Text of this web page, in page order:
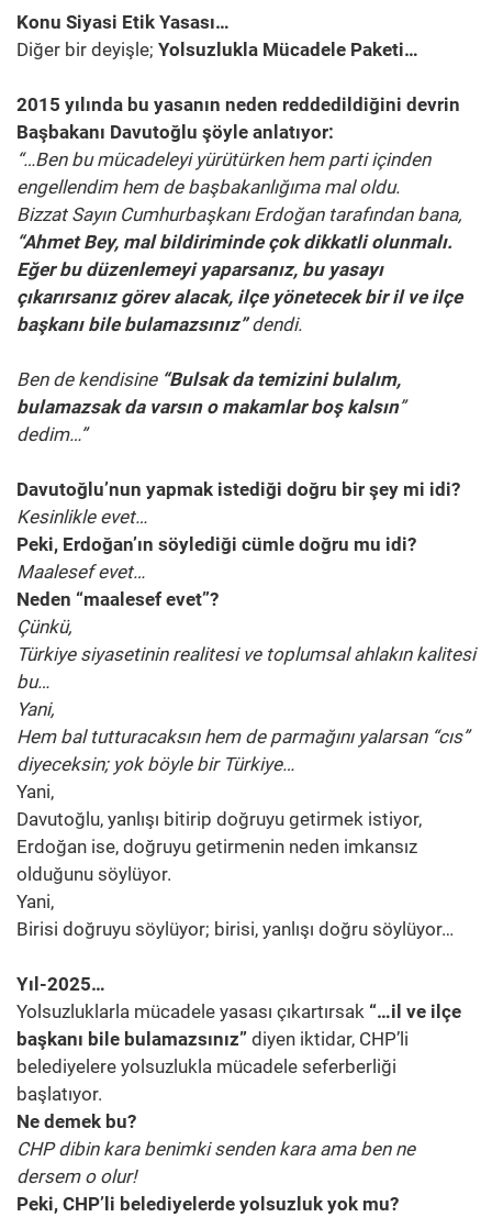
Konu Siyasi Etik Yasası…
Diğer bir deyişle; Yolsuzlukla Mücadele Paketi…
2015 yılında bu yasanın neden reddedildiğini devrin
Başbakanı Davutoğlu şöyle anlatıyor:
“…Ben bu mücadeleyi yürütürken hem parti içinden
engellendim hem de başbakanlığıma mal oldu.
Bizzat Sayın Cumhurbaşkanı Erdoğan tarafından bana,
“Ahmet Bey, mal bildiriminde çok dikkatli olunmalı.
Eğer bu düzenlemeyi yaparsanız, bu yasayı
çıkarırsanız görev alacak, ilçe yönetecek bir il ve ilçe
başkanı bile bulamazsınız”dendi.
Ben de kendisine “Bulsak da temizini bulalım,
bulamazsak da varsın o makamlar boş kalsın”
dedim…”
Davutoğlu’nun yapmak istediği doğru bir şey mi idi?
Kesinlikle evet…
Peki, Erdoğan’ın söylediği cümle doğru mu idi?
Maalesef evet…
Neden “maalesef evet”?
Çünkü,
Türkiye siyasetinin realitesi ve toplumsal ahlakın kalitesi
bu…
Yani,
Hem bal tutturacaksın hem de parmağını yalarsan “cıs”
diyeceksin; yok böyle bir Türkiye…
Yani,
Davutoğlu, yanlışı bitirip doğruyu getirmek istiyor,
Erdoğan ise, doğruyu getirmenin neden imkansız
olduğunu söylüyor.
Yani,
Birisi doğruyu söylüyor; birisi, yanlışı doğru söylüyor…
Yıl-2025…
Yolsuzluklarla mücadele yasası çıkartırsak “…il ve ilçe
başkanı bile bulamazsınız” diyen iktidar, CHP’li
belediyelere yolsuzlukla mücadele seferberliği
başlatıyor.
Ne demek bu?
CHP dibin kara benimki senden kara ama ben ne
dersem o olur!
Peki, CHP’li belediyelerde yolsuzluk yok mu?